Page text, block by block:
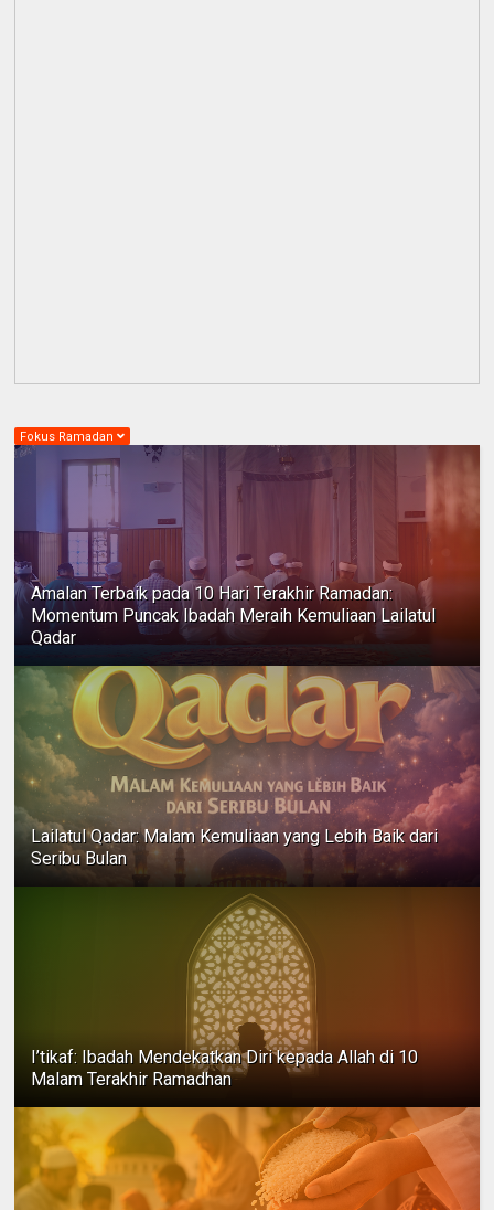
Fokus Ramadan
Amalan Terbaik pada 10 Hari Terakhir Ramadan:
Momentum Puncak Ibadah Meraih Kemuliaan Lailatul
Qadar
Lailatul Qadar: Malam Kemuliaan yang Lebih Baik dari
Seribu Bulan
I’tikaf: Ibadah Mendekatkan Diri kepada Allah di 10
Malam Terakhir Ramadhan